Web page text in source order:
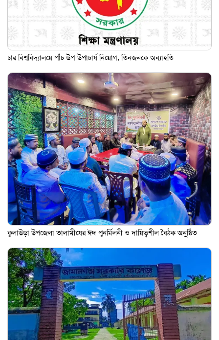
চার বিশ্ববিদ্যালয়ে পাঁচ উপ-উপাচার্য নিয়োগ, তিনজনকে অব্যাহতি
কুলাউড়া উপজেলা তালামীযের ঈদ পুনর্মিলনী ও দায়িত্বশীল বৈঠক অনুষ্ঠিত